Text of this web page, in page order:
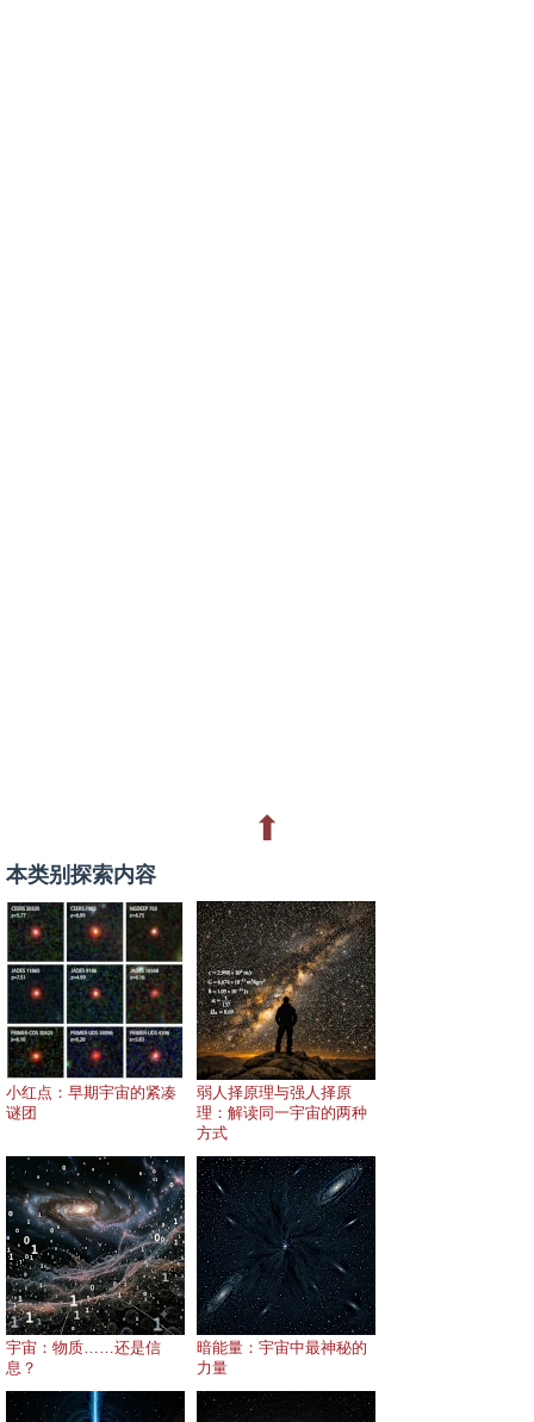
⬆
本类别探索内容
小红点：早期宇宙的紧凑
谜团
弱人择原理与强人择原
理：解读同一宇宙的两种
方式
宇宙：物质……还是信
息？
暗能量：宇宙中最神秘的
力量